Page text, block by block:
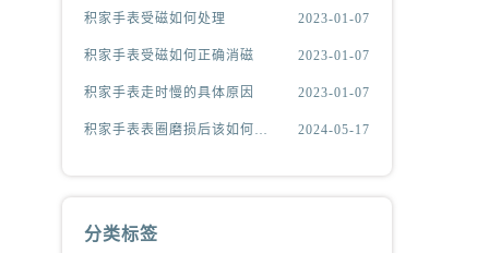
积家手表受磁如何处理 2023-01-07
积家手表受磁如何正确消磁 2023-01-07
积家手表走时慢的具体原因 2023-01-07
积家手表表圈磨损后该如何处理？ 2024-05-17
分类标签